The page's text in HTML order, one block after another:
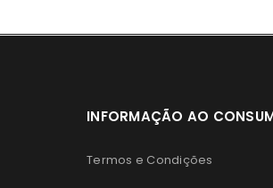
INFORMAÇÃO AO
Termos e Condições